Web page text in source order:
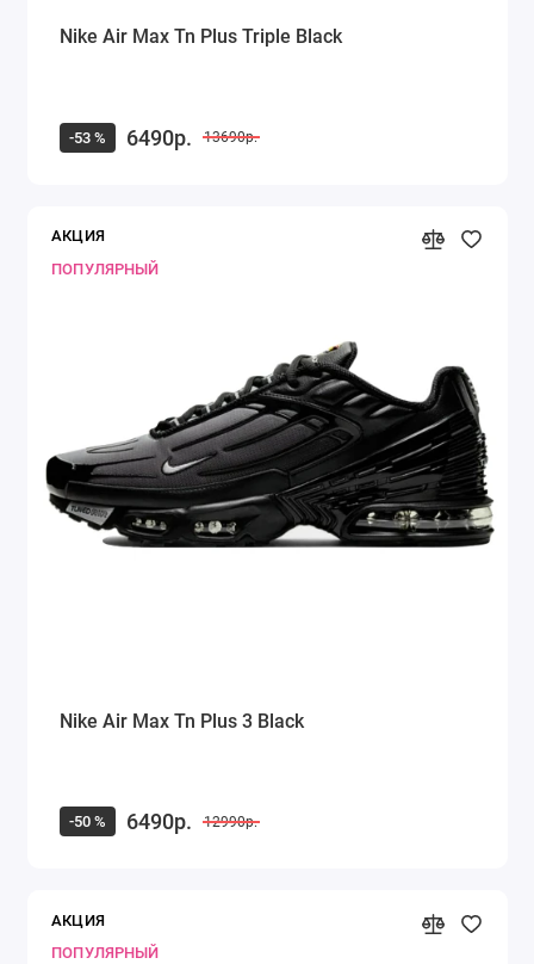
Nike Air Max Tn Plus Triple Black
-53 % 6490р. 13690р.
АКЦИЯ
ПОПУЛЯРНЫЙ
Nike Air Max Tn Plus 3 Black
-50 % 6490р. 12990р.
АКЦИЯ
ПОПУЛЯРНЫЙ